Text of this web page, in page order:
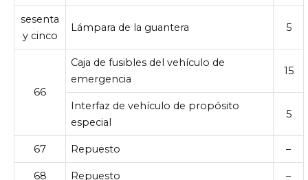
sesenta
y cinco
Lámpara de la guantera 5
66
Caja de fusibles del vehículo de
emergencia
15
Interfaz de vehículo de propósito
especial
5
67 Repuesto –
68 Repuesto –